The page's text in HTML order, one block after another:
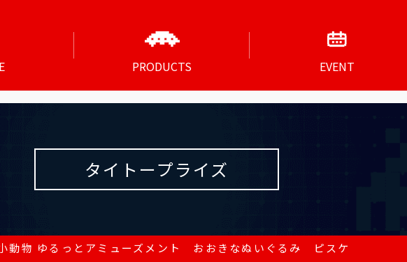
PRODUCTS EVENT
タイトープライズ
動物 ゆるっとアミューズメント おおきなぬいぐるみ ピスケ